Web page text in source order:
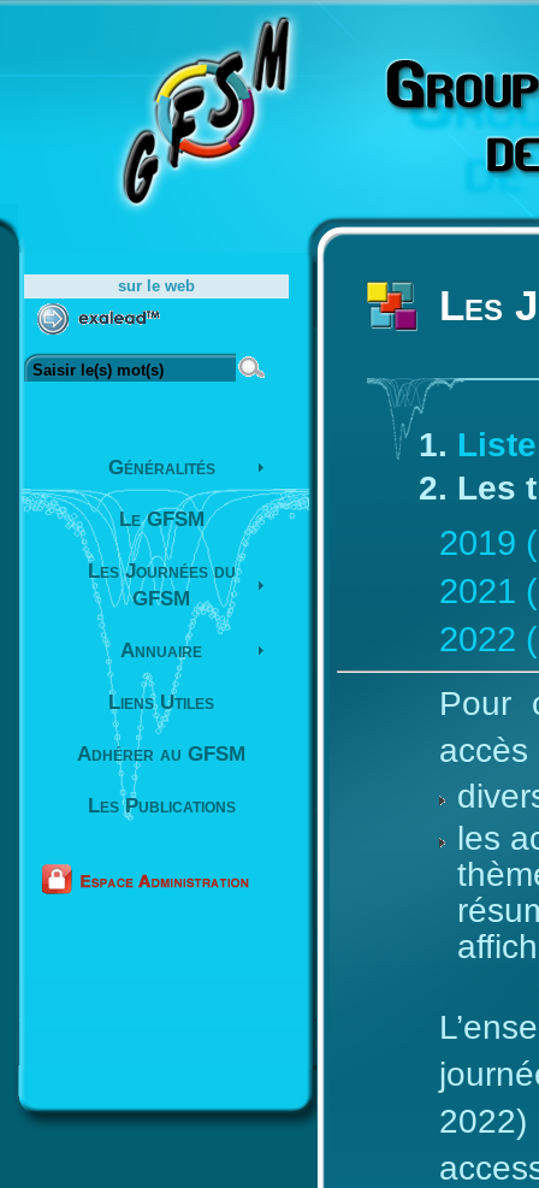
Les
Les
2019
2021
2022
Pour
accès
les
sur le web
Généralités
Le GFSM
Les Journées du
GFSM
Annuaire
Liens Utiles
Adhérer au GFSM
Les Publications